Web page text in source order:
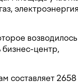
возводилось
бизнес-центр,
составляет 2658